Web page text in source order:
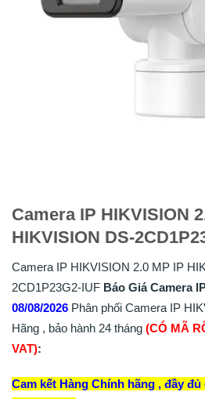
Camera IP HIKVISION
HIKVISION DS-
Camera IP HIKVISION 2.0 MP IP
2CD1P23G2-IUF Báo Giá Camera
08/08/2026 Phân phối Camera IP
Hãng , bảo hành 24 tháng (CÓ MÃ
VAT):
Cam kết Hàng Chính hãng , đầy